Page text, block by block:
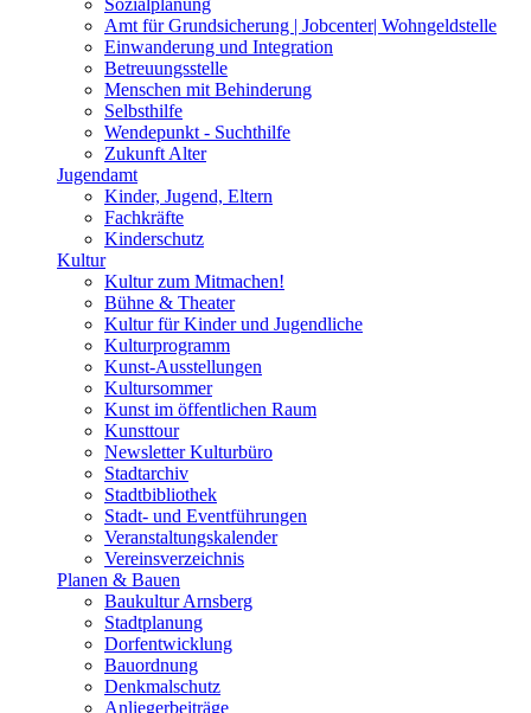
Sozialplanung
Amt für Grundsicherung | Jobcenter| Wohngeldstelle
Einwanderung und Integration
Betreuungsstelle
Menschen mit Behinderung
Selbsthilfe
Wendepunkt - Suchthilfe
Zukunft Alter
Jugendamt
Kinder, Jugend, Eltern
Fachkräfte
Kinderschutz
Kultur
Kultur zum Mitmachen!
Bühne & Theater
Kultur für Kinder und Jugendliche
Kulturprogramm
Kunst-Ausstellungen
Kultursommer
Kunst im öffentlichen Raum
Kunsttour
Newsletter Kulturbüro
Stadtarchiv
Stadtbibliothek
Stadt- und Eventführungen
Veranstaltungskalender
Vereinsverzeichnis
Planen & Bauen
Baukultur Arnsberg
Stadtplanung
Dorfentwicklung
Bauordnung
Denkmalschutz
Anliegerbeiträge